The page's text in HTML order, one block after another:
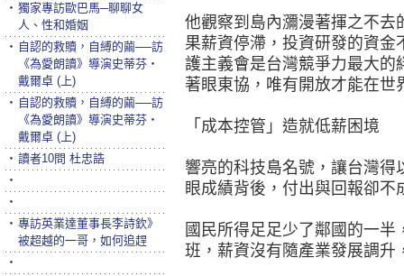
他觀察到島內瀰漫著揮之不去
果薪資停滯，投資研發的資
護主義會是台灣競爭力最大的
著眼東協，唯有開放才能在世
「成本控管」造就低薪困境
響亮的科技島名號，讓台灣
眼成績背後，付出與回報卻不
國民所得足足少了鄰國的一
班，薪資沒有隨產業發展調升
‧ 獨家專訪歐巴馬─聊聊女
人、性和婚姻
‧ 自認的救贖，自縛的繭──訪
《為愛朗讀》導演史蒂芬‧
戴爾卓 (上)
‧ 自認的救贖，自縛的繭──訪
《為愛朗讀》導演史蒂芬‧
戴爾卓 (上)
‧ 讀者10問 杜忠誥
‧
‧
‧ 專訪英業達董事長李詩欽》
被超越的一哥，如何追趕
‧